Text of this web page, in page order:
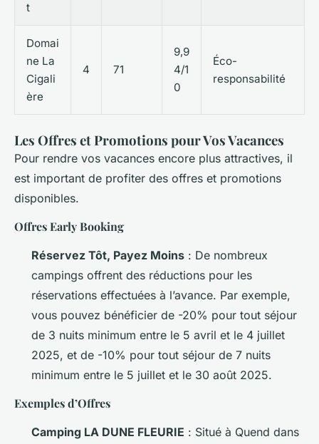
t
Domai
ne La
Cigali
ère
4 71
9,9
4/1
0
Éco-
responsabilité
Les Offres et Promotions pour Vos Vacances
Pour rendre vos vacances encore plus attractives, il
est important de profiter des offres et promotions
disponibles.
Offres Early Booking
Réservez Tôt, Payez Moins : De nombreux
campings offrent des réductions pour les
réservations effectuées à l’avance. Par exemple,
vous pouvez bénéficier de -20% pour tout séjour
de 3 nuits minimum entre le 5 avril et le 4 juillet
2025, et de -10% pour tout séjour de 7 nuits
minimum entre le 5 juillet et le 30 août 2025.
Exemples d’Offres
Camping LA DUNE FLEURIE : Situé à Quend dans